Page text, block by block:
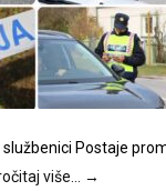
Postaje
više… →